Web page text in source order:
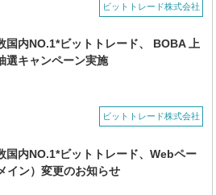
ビットトレード株式会社
国内NO.1*ビットトレード、 BOBA 上
選キャンペーン実施
ビットトレード株式会社
国内NO.1*ビットトレード、Webペー
イン）変更のお知らせ